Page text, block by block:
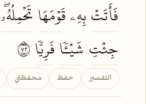
فَأَتَتۡبِهِۦقَوۡمَهَا تَحۡمِلُهُۥۖ
جِئۡتِ شَيۡـٔٗا فَرِيّٗا
التفسير حفظ محفظتي